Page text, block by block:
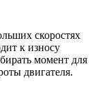
скоростях
к износу
момент для
двигателя.